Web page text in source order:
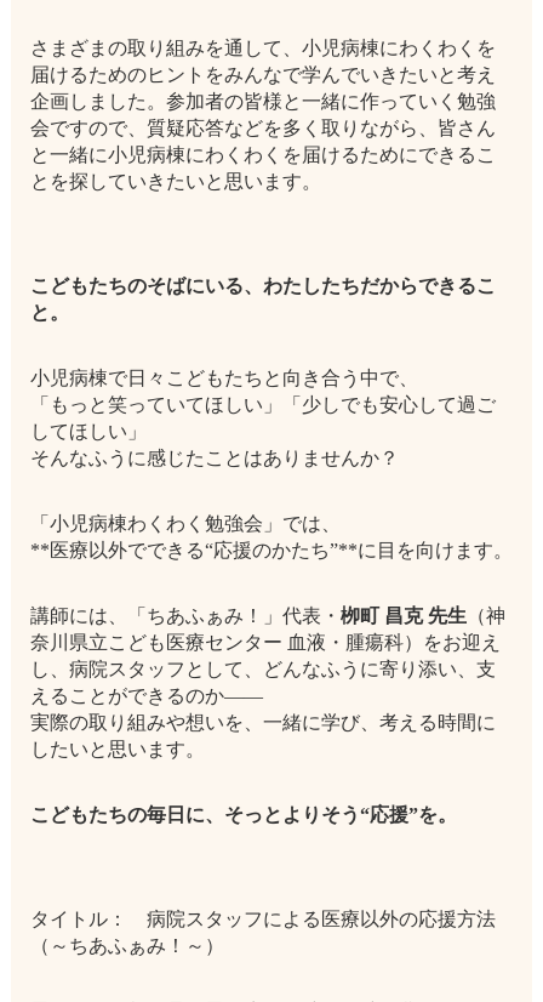
さまざまの取り組みを通して、小児病棟にわくわくを
届けるためのヒントをみんなで学んでいきたいと考え
企画しました。参加者の皆様と一緒に作っていく勉強
会ですので、質疑応答などを多く取りながら、皆さん
と一緒に小児病棟にわくわくを届けるためにできるこ
とを探していきたいと思います。
こどもたちのそばにいる、わたしたちだからできるこ
と。
小児病棟で日々こどもたちと向き合う中で、
「もっと笑っていてほしい」「少しでも安心して過ご
してほしい」
そんなふうに感じたことはありませんか？
「小児病棟わくわく勉強会」では、
**医療以外でできる“応援のかたち”**に目を向けます。
講師には、「ちあふぁみ！」代表・ 栁町 昌克 先生 （神
奈川県立こども医療センター 血液・腫瘍科）をお迎え
し、病院スタッフとして、どんなふうに寄り添い、支
えることができるのか――
実際の取り組みや想いを、一緒に学び、考える時間に
したいと思います。
こどもたちの毎日に、そっとよりそう“応援”を。
タイトル： 病院スタッフによる医療以外の応援方法
（～ちあふぁみ！～）